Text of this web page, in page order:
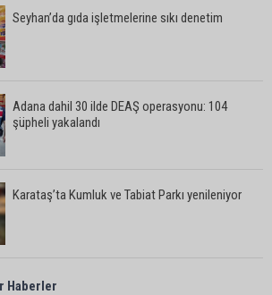
Seyhan’da gıda işletmelerine sıkı denetim
Adana dahil 30 ilde DEAŞ operasyonu: 104
şüpheli yakalandı
Karataş’ta Kumluk ve Tabiat Parkı yenileniyor
Bekir Şimşek’ten Mustafa Özkan’a ziyaret
Haberler